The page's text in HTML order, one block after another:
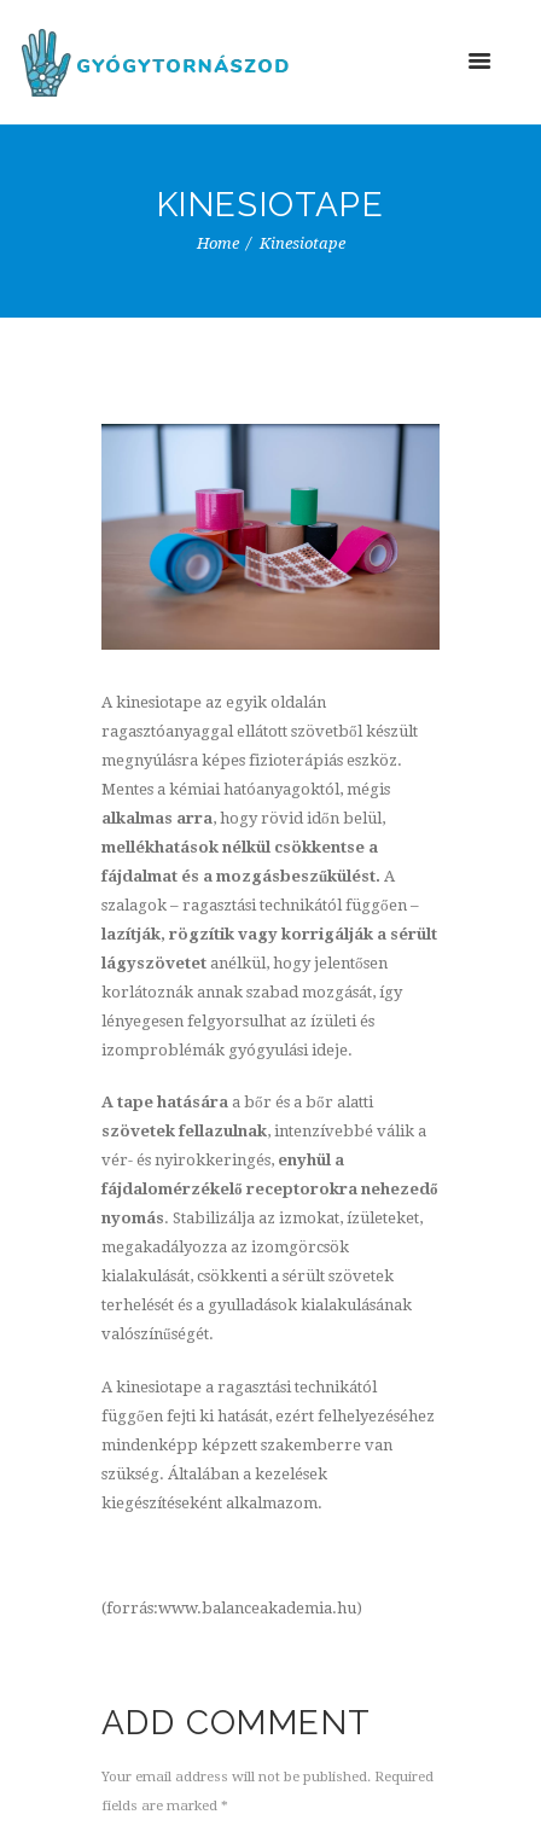
KINESIOTAPE
Home Kinesiotape
A kinesiotape az egyik oldalán
ragasztóanyaggal ellátott szövetből készült
megnyúlásra képes fizioterápiás eszköz.
Mentes a kémiai hatóanyagoktól, mégis
alkalmas arra, hogy rövid időn belül,
mellékhatások nélkül csökkentse a
fájdalmat és a mozgásbeszűkülést. A
szalagok – ragasztási technikától függően –
lazítják, rögzítik vagy korrigálják a sérült
lágyszövetet anélkül, hogy jelentősen
korlátoznák annak szabad mozgását, így
lényegesen felgyorsulhat az ízületi és
izomproblémák gyógyulási ideje.
A tape hatására a bőr és a bőr alatti
szövetek fellazulnak, intenzívebbé válik a
vér- és nyirokkeringés, enyhül a
fájdalomérzékelő receptorokra nehezedő
nyomás. Stabilizálja az izmokat, ízületeket,
megakadályozza az izomgörcsök
kialakulását, csökkenti a sérült szövetek
terhelését és a gyulladások kialakulásának
valószínűségét.
A kinesiotape a ragasztási technikától
függően fejti ki hatását, ezért felhelyezéséhez
mindenképp képzett szakemberre van
szükség. Általában a kezelések
kiegészítéseként alkalmazom.
(forrás:www.balanceakademia.hu)
ADD COMMENT
Your email address will not be published. Required
fields are marked *